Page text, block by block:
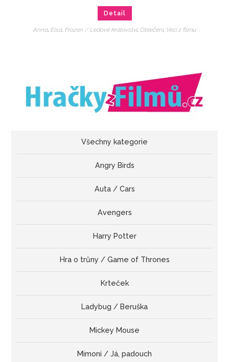
Detail
Anna, Elsa, Frozen / Ledové království, Oblečení, Veci z filmu
Všechny kategorie
Angry Birds
Auta / Cars
Avengers
Harry Potter
Hra o trůny / Game of Thrones
Krteček
Ladybug / Beruška
Mickey Mouse
Mimoni / Já, padouch